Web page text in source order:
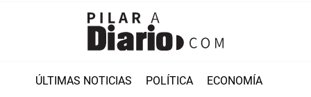
ÚLTIMAS NOTICIAS POLÍTICA ECONOMÍA